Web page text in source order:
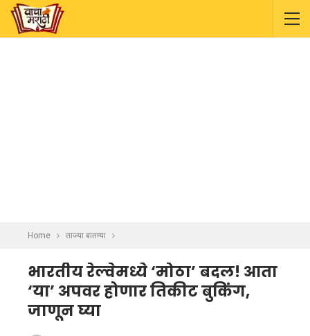
Home ताज्या बातम्या
भारतीय रेल्वेमध्ये ‘मोठा’ बदल! आता
‘या’ अपवर होणार तिकीट बुकिंग,
जाणून घ्या